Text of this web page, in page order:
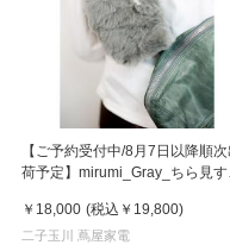
【ご予約受付中/8月7日以降順次
荷予定】mirumi_Gray_ちら見す
￥18,000 (税込 ￥19,800)
二子玉川 蔦屋家電